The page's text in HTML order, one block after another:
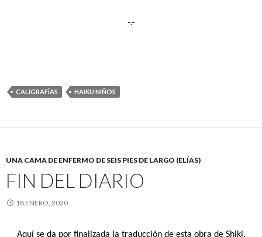
-.-
CALIGRAFÍAS HAIKU NIÑOS
UNA CAMA DE ENFERMO DE SEIS PIES DE LARGO (ELÍAS)
FIN DEL DIARIO
18 ENERO, 2020
Aquí se da por finalizada la traducción de esta obra de Shiki.